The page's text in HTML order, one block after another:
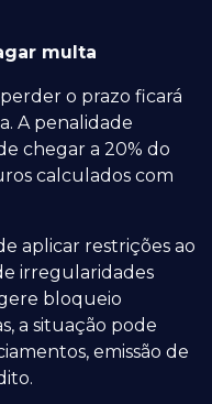
multa
o prazo ficará
A penalidade
chegar a 20% do
calculados com
aplicar restrições ao
irregularidades
bloqueio
a situação pode
emissão de